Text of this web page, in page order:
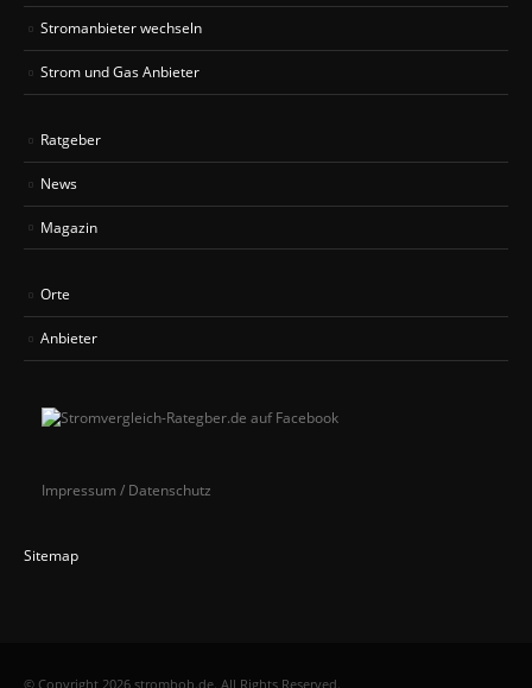
Stromanbieter wechseln
Strom und Gas Anbieter
Ratgeber
News
Magazin
Orte
Anbieter
Impressum / Datenschutz
Sitemap
© Copyright 2026 strombob.de. All Rights Reserved.